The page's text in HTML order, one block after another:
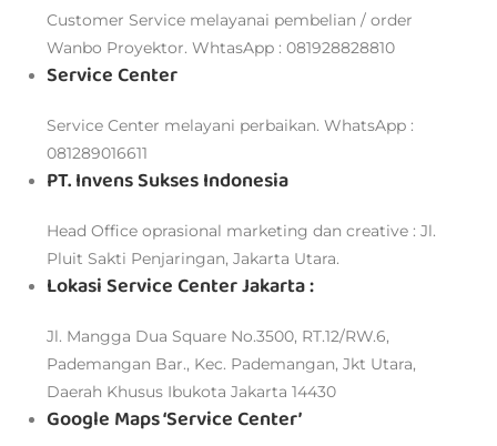
Customer Service melayanai pembelian / order
Wanbo Proyektor. WhtasApp : 081928828810
Service Center
Service Center melayani perbaikan. WhatsApp :
081289016611
PT. Invens Sukses Indonesia
Head Office oprasional marketing dan creative : Jl.
Pluit Sakti Penjaringan, Jakarta Utara.
Lokasi Service Center Jakarta :
Jl. Mangga Dua Square No.3500, RT.12/RW.6,
Pademangan Bar., Kec. Pademangan, Jkt Utara,
Daerah Khusus Ibukota Jakarta 14430
Google Maps ‘Service Center’